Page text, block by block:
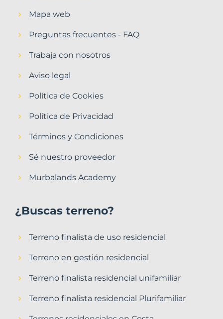
Mapa web
Preguntas frecuentes - FAQ
Trabaja con nosotros
Aviso legal
Política de Cookies
Política de Privacidad
Términos y Condiciones
Sé nuestro proveedor
Murbalands Academy
¿Buscas terreno?
Terreno finalista de uso residencial
Terreno en gestión residencial
Terreno finalista residencial unifamiliar
Terreno finalista residencial Plurifamiliar